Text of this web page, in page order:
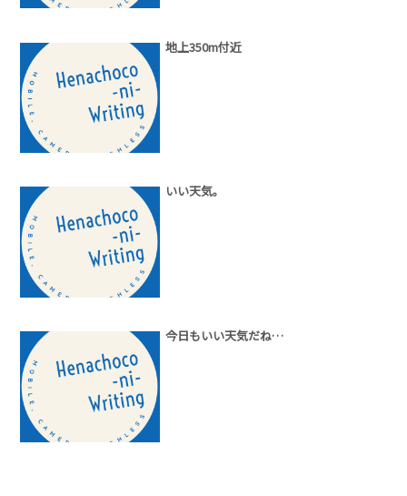
地上350m付近
いい天気。
今日もいい天気だね…